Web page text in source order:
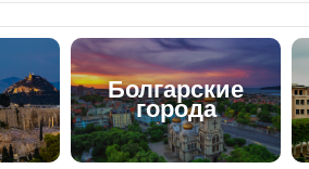
Болгарские
города